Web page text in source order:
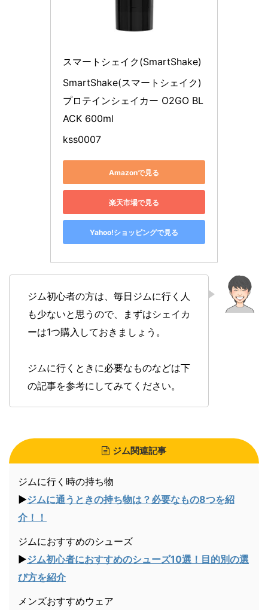
スマートシェイク(SmartShake)
SmartShake(スマートシェイク)
プロテインシェイカー O2GO BL
ACK 600ml
kss0007
Amazonで見る
楽天市場で見る
Yahoo!ショッピングで見る
ジム初心者の方は、毎日ジムに行く人
も少ないと思うので、まずはシェイカ
ーは1つ購入しておきましょう。
ジムに行くときに必要なものなどは下
の記事を参考にしてみてください。
ジム関連記事
ジムに行く時の持ち物
▶︎ジムに通うときの持ち物は？必要なもの8つを紹
介！！
ジムにおすすめのシューズ
▶︎ジム初心者におすすめのシューズ10選！目的別の選
び方を紹介
メンズおすすめウェア